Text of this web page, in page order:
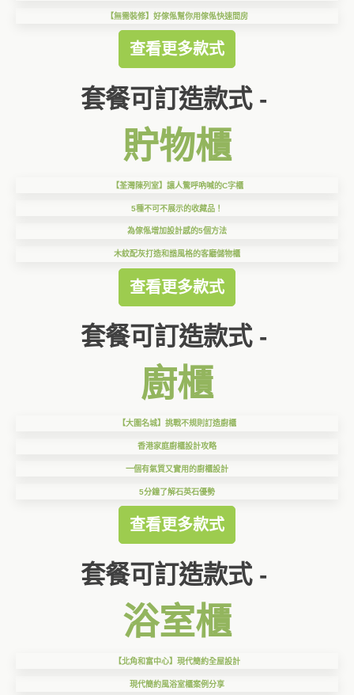
【無需裝修】好傢俬幫你用傢俬快速間房
查看更多款式
套餐可訂造款式 -
貯物櫃
【荃灣陳列室】讓人驚呼吶喊的C字櫃
5種不可不展示的收藏品！
為傢俬增加設計感的5個方法
木紋配灰打造和諧風格的客廳儲物櫃
查看更多款式
套餐可訂造款式 -
廚櫃
【大圍名城】挑戰不規則訂造廚櫃
香港家庭廚櫃設計攻略
一個有氣質又實用的廚櫃設計
5分鐘了解石英石優勢
查看更多款式
套餐可訂造款式 -
浴室櫃
【北角和富中心】現代簡約全屋設計
現代簡約風浴室櫃案例分享